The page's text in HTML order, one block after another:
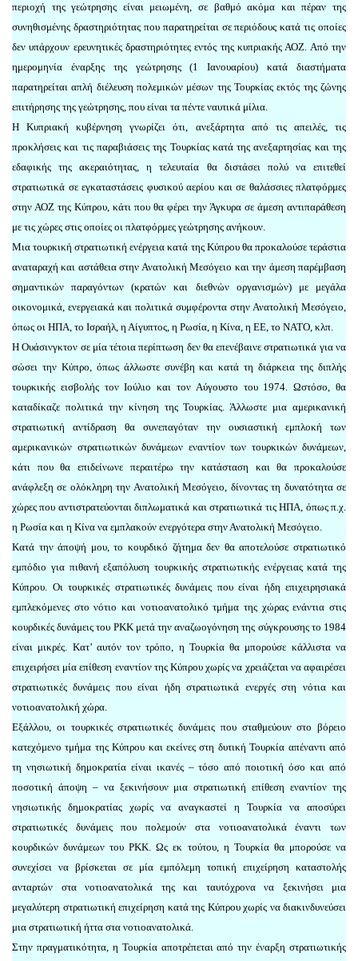
περιοχή της γεώτρησης είναι μειωμένη, σε βαθμό ακόμα και πέραν της
συνηθισμένης δραστηριότητας που παρατηρείται σε περιόδους κατά τις οποίες
δεν υπάρχουν ερευνητικές δραστηριότητες εντός της κυπριακής ΑΟΖ. Από την
ημερομηνία έναρξης της γεώτρησης (1 Ιανουαρίου) κατά διαστήματα
παρατηρείται απλή διέλευση πολεμικών μέσων της Τουρκίας εκτός της ζώνης
επιτήρησης της γεώτρησης, που είναι τα πέντε ναυτικά μίλια.
Η Κυπριακή κυβέρνηση γνωρίζει ότι, ανεξάρτητα από τις απειλές, τις
προκλήσεις και τις παραβιάσεις της Τουρκίας κατά της ανεξαρτησίας και της
εδαφικής της ακεραιότητας, η τελευταία θα διστάσει πολύ να επιτεθεί
στρατιωτικά σε εγκαταστάσεις φυσικού αερίου και σε θαλάσσιες πλατφόρμες
στην ΑΟΖ της Κύπρου, κάτι που θα φέρει την Άγκυρα σε άμεση αντιπαράθεση
με τις χώρες στις οποίες οι πλατφόρμες γεώτρησης ανήκουν.
Μια τουρκική στρατιωτική ενέργεια κατά της Κύπρου θα προκαλούσε τεράστια
αναταραχή και αστάθεια στην Ανατολική Μεσόγειο και την άμεση παρέμβαση
σημαντικών παραγόντων (κρατών και διεθνών οργανισμών) με μεγάλα
οικονομικά, ενεργειακά και πολιτικά συμφέροντα στην Ανατολική Μεσόγειο,
όπως οι ΗΠΑ, το Ισραήλ, η Αίγυπτος, η Ρωσία, η Κίνα, η ΕΕ, το ΝΑΤΟ, κλπ.
Η Ουάσινγκτον σε μία τέτοια περίπτωση δεν θα επενέβαινε στρατιωτικά για να
σώσει την Κύπρο, όπως άλλωστε συνέβη και κατά τη διάρκεια της διπλής
τουρκικής εισβολής τον Ιούλιο και τον Αύγουστο του 1974. Ωστόσο, θα
καταδίκαζε πολιτικά την κίνηση της Τουρκίας. Άλλωστε μια αμερικανική
στρατιωτική αντίδραση θα συνεπαγόταν την ουσιαστική εμπλοκή των
αμερικανικών στρατιωτικών δυνάμεων εναντίον των τουρκικών δυνάμεων,
κάτι που θα επιδείνωνε περαιτέρω την κατάσταση και θα προκαλούσε
ανάφλεξη σε ολόκληρη την Ανατολική Μεσόγειο, δίνοντας τη δυνατότητα σε
χώρες που αντιστρατεύονται διπλωματικά και στρατιωτικά τις ΗΠΑ, όπως π.χ.
η Ρωσία και η Κίνα να εμπλακούν ενεργότερα στην Ανατολική Μεσόγειο.
Κατά την άποψή μου, το κουρδικό ζήτημα δεν θα αποτελούσε στρατιωτικό
εμπόδιο για πιθανή εξαπόλυση τουρκικής στρατιωτικής ενέργειας κατά της
Κύπρου. Οι τουρκικές στρατιωτικές δυνάμεις που είναι ήδη επιχειρησιακά
εμπλεκόμενες στο νότιο και νοτιοανατολικό τμήμα της χώρας ενάντια στις
κουρδικές δυνάμεις του PKK μετά την αναζωογόνηση της σύγκρουσης το 1984
είναι μικρές. Κατ’ αυτόν τον τρόπο, η Τουρκία θα μπορούσε κάλλιστα να
επιχειρήσει μία επίθεση εναντίον της Κύπρου χωρίς να χρειάζεται να αφαιρέσει
στρατιωτικές δυνάμεις που είναι ήδη στρατιωτικά ενεργές στη νότια και
νοτιοανατολική χώρα.
Εξάλλου, οι τουρκικές στρατιωτικές δυνάμεις που σταθμεύουν στο βόρειο
κατεχόμενο τμήμα της Κύπρου και εκείνες στη δυτική Τουρκία απέναντι από
τη νησιωτική δημοκρατία είναι ικανές – τόσο από ποιοτική όσο και από
ποσοτική άποψη – να ξεκινήσουν μια στρατιωτική επίθεση εναντίον της
νησιωτικής δημοκρατίας χωρίς να αναγκαστεί η Τουρκία να αποσύρει
στρατιωτικές δυνάμεις που πολεμούν στα νοτιοανατολικά έναντι των
κουρδικών δυνάμεων του ΡΚΚ. Ως εκ τούτου, η Τουρκία θα μπορούσε να
συνεχίσει να βρίσκεται σε μία εμπόλεμη τοπική επιχείρηση καταστολής
ανταρτών στα νοτιοανατολικά της και ταυτόχρονα να ξεκινήσει μια
μεγαλύτερη στρατιωτική επιχείρηση κατά της Κύπρου χωρίς να διακινδυνεύσει
μια στρατιωτική ήττα στα νοτιοανατολικά.
Στην πραγματικότητα, η Τουρκία αποτρέπεται από την έναρξη στρατιωτικής